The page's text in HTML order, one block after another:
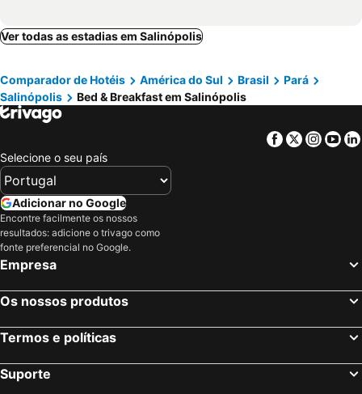
Ver todas as estadias em Salinópolis
Comparador de Hotéis América do Sul Brasil
Pará
Salinópolis
Bed & Breakfast em Salinópolis
Facebook
Twitter
Selecione o seu país
Adicionar no Google
Encontre facilmente os nossos
resultados: adicione o trivago como
fonte preferencial no Google.
Empresa
Os nossos produtos
Termos e políticas
Suporte